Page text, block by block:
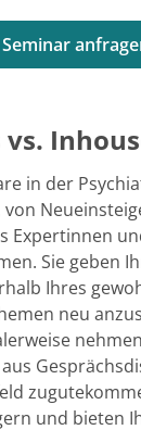
Seminar
vs.
in der
von
Expertinnen
Sie geben
Ihres
neu
und bieten